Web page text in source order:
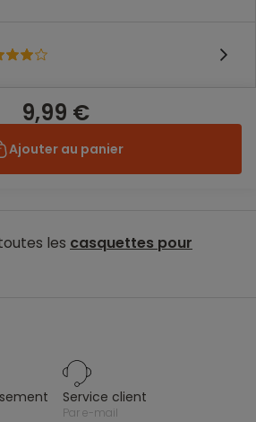
9,99 €
Ajouter au panier
les casquettes pour
service client
par e-mail